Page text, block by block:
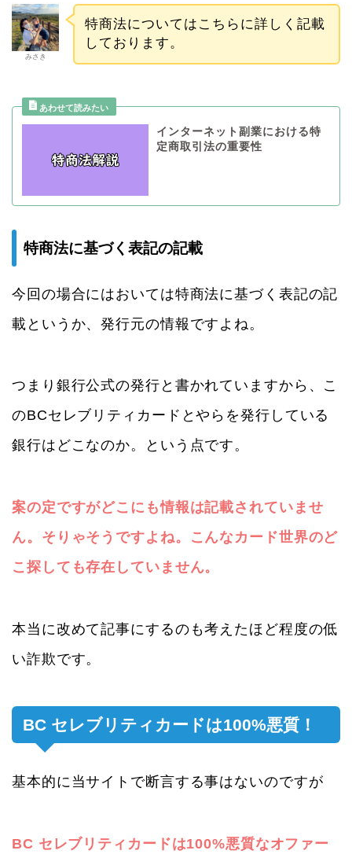
みさき
特商法についてはこちらに詳しく記載
しております。
インターネット副業における特
定商取引法の重要性
特商法に基づく表記の記載
今回の場合にはおいては特商法に基づく表記の記
載というか、発行元の情報ですよね。
つまり銀行公式の発行と書かれていますから、こ
のBCセレブリティカードとやらを発行している
銀行はどこなのか。という点です。
案の定ですがどこにも情報は記載されていませ
ん。そりゃそうですよね。こんなカード世界のど
こ探しても存在していません。
本当に改めて記事にするのも考えたほど程度の低
い詐欺です。
BC セレブリティカードは100%悪質！
基本的に当サイトで断言する事はないのですが
BC セレブリティカードは100%悪質なオファー